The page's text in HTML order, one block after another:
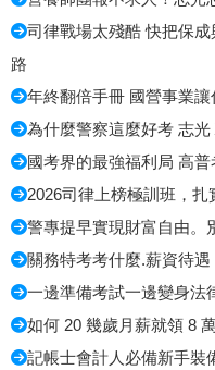
司律戰場太殘酷 快把保
路
年終翻倍手冊 國營事業
為什麼警察這麼好考 志
國考界的最強福利局 高
2026司律上榜極訓班，
警專提早實現財富自由。
關務特考考什麼.薪資待
一邊準備考試一邊變身法
如何 20 幾歲月薪就領 8
記帳士會計人必備新手裝